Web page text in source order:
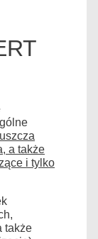
a także
i tylko
także